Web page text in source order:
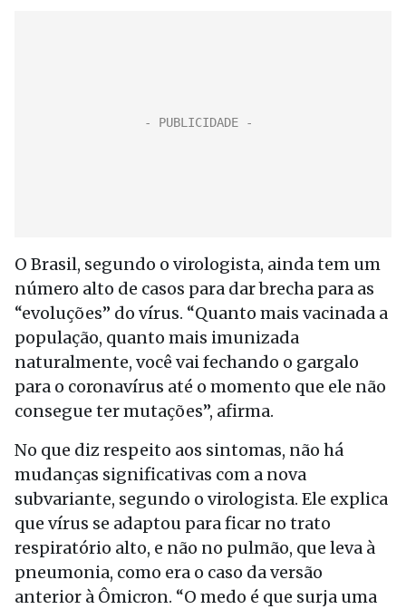
O Brasil, segundo o virologista, ainda tem um
número alto de casos para dar brecha para as
“evoluções” do vírus. “Quanto mais vacinada a
população, quanto mais imunizada
naturalmente, você vai fechando o gargalo
para o coronavírus até o momento que ele não
consegue ter mutações”, afirma.
No que diz respeito aos sintomas, não há
mudanças significativas com a nova
subvariante, segundo o virologista. Ele explica
que vírus se adaptou para ficar no trato
respiratório alto, e não no pulmão, que leva à
pneumonia, como era o caso da versão
anterior à Ômicron. “O medo é que surja uma